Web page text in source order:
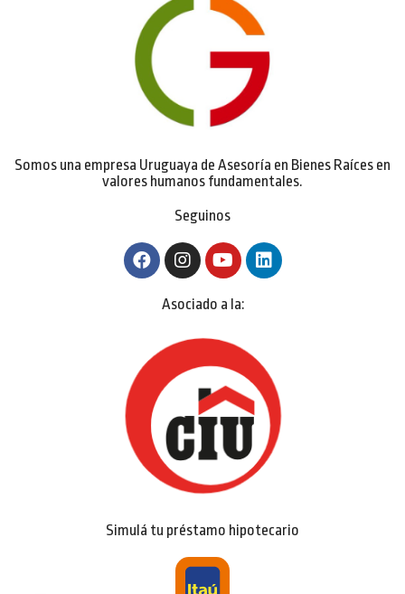
Somos una empresa Uruguaya de Asesoría en Bienes Raíces en
valores humanos fundamentales.
Seguinos
Asociado a la:
Simulá tu préstamo hipotecario